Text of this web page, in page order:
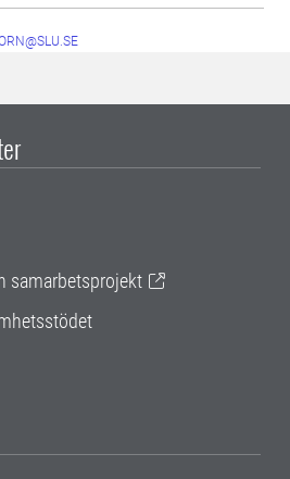
samarbetsprojekt